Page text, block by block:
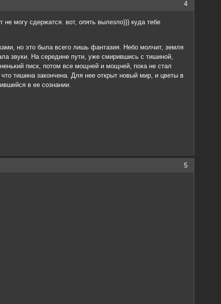
4
могу сдержатся. вот, опять вылезло))) куда тебе
но это была всего лишь фантазия. Небо молчит, земля
звуки. На середине пути, уже смирившись с тишиной,
писк, потом все мощней и мощней, пока не стал
тишина закончена. Для нее открыт новый мир, и цветы в
в ее сознании.
5